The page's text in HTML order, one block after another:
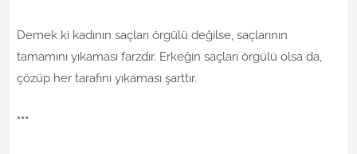
Demek ki kadının saçları örgülü değilse, saçlarının
tamamını yıkaması farzdır. Erkeğin saçları örgülü olsa da,
çözüp her tarafını yıkaması şarttır.
***